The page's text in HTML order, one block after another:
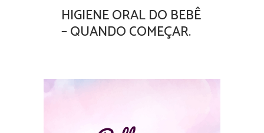
HIGIENE ORAL DO BEBÊ
– QUANDO COMEÇAR.